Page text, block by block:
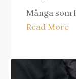
Många
Read More